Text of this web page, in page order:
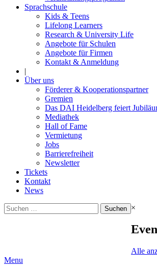
Sprachschule
Kids & Teens
Lifelong Learners
Research & University Life
Angebote für Schulen
Angebote für Firmen
Kontakt & Anmeldung
|
Über uns
Förderer & Kooperationspartner
Gremien
Das DAI Heidelberg feiert
Mediathek
Hall of Fame
Vermietung
Jobs
Barrierefreiheit
Newsletter
Tickets
Kontakt
News
Suchen
nach:
×
Alle
Menu